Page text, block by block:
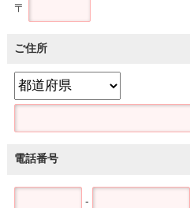
〒
ご住所
電話番号
-